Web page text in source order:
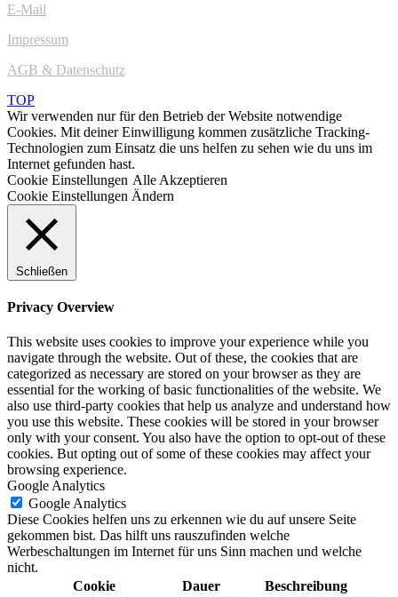
E-Mail
Impressum
AGB & Datenschutz
TOP
Wir verwenden nur für den Betrieb der Website notwendige
Cookies. Mit deiner Einwilligung kommen zusätzliche Tracking-
Technologien zum Einsatz die uns helfen zu sehen wie du uns im
Internet gefunden hast.
Cookie Einstellungen Alle Akzeptieren
Cookie Einstellungen Ändern
Schließen
Privacy Overview
This website uses cookies to improve your experience while you
navigate through the website. Out of these, the cookies that are
categorized as necessary are stored on your browser as they are
essential for the working of basic functionalities of the website. We
also use third-party cookies that help us analyze and understand how
you use this website. These cookies will be stored in your browser
only with your consent. You also have the option to opt-out of these
cookies. But opting out of some of these cookies may affect your
browsing experience.
Google Analytics
Google Analytics
Diese Cookies helfen uns zu erkennen wie du auf unsere Seite
gekommen bist. Das hilft uns rauszufinden welche
Werbeschaltungen im Internet für uns Sinn machen und welche
nicht.
Cookie
Dauer Beschreibung